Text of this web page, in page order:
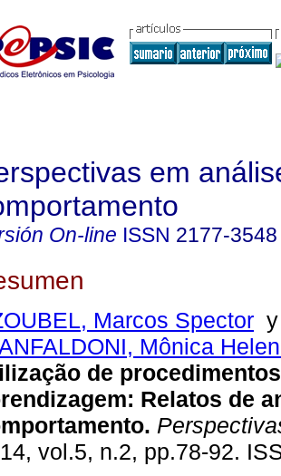
em
On-line ISSN 2177-3548
Marcos Spector
Mônica
de
: Relatos de
.
vol.5, n.2, pp.78-92.